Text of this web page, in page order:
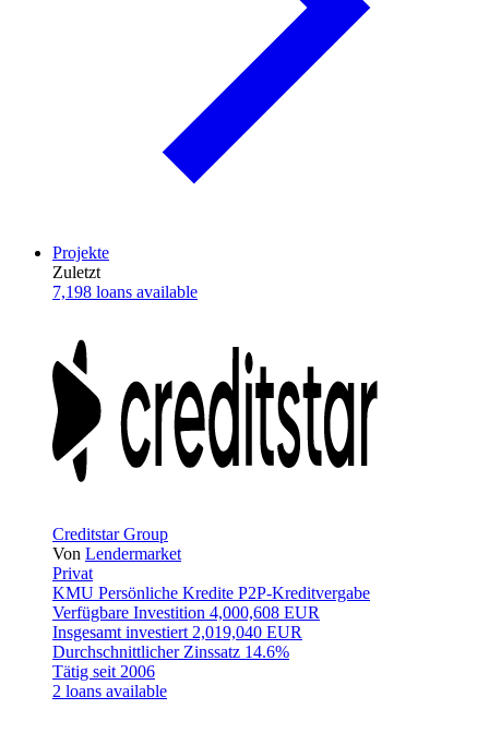
Projekte
Zuletzt
7,198 loans available
Creditstar Group
Von Lendermarket
Privat
KMU Persönliche Kredite P2P-Kreditvergabe
Verfügbare Investition 4,000,608 EUR
Insgesamt investiert 2,019,040 EUR
Durchschnittlicher Zinssatz 14.6%
Tätig seit 2006
2 loans available